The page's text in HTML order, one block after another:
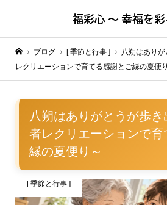
福彩心 ～ 幸福を
ブログ [ 季節と行事 ]
八朔はあり
レクリエーションで育てる感謝とご縁の夏便
八朔はありがとうが歩
者レクリエーションで
縁の夏便り～
[ 季節と行事 ]